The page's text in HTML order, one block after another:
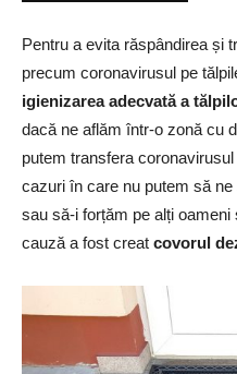
Pentru a evita răspândirea și
precum coronavirusul pe
igienizarea adecvată a
dacă ne aflăm într-o zonă cu
putem transfera
cazuri în care nu putem să
sau să-i forțăm pe alți
cauză a fost creat covorul